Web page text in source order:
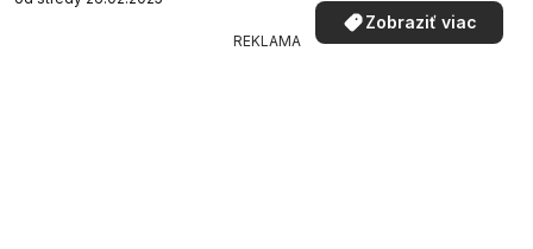
Zobraziť viac
REKLAMA